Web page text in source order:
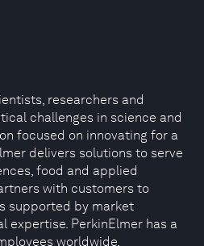
researchers and
challenges in science and
focused on innovating for a
delivers solutions to serve
food and applied
with customers to
supported by market
expertise. PerkinElmer has a
worldwide.